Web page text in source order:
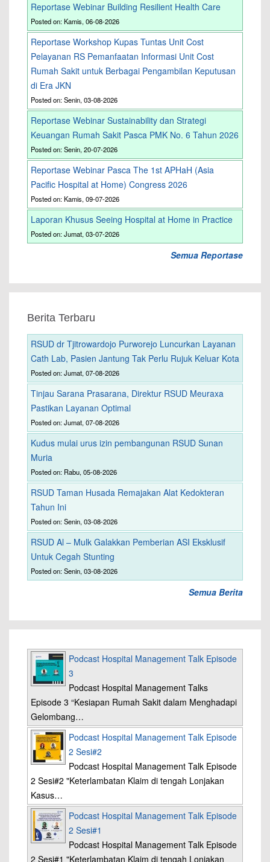
Reportase Webinar Building Resilient Health Care
Posted on: Kamis, 06-08-2026
Reportase Workshop Kupas Tuntas Unit Cost
Pelayanan RS Pemanfaatan Informasi Unit Cost
Rumah Sakit untuk Berbagai Pengambilan Keputusan
di Era JKN
Posted on: Senin, 03-08-2026
Reportase Webinar Sustainability dan Strategi
Keuangan Rumah Sakit Pasca PMK No. 6 Tahun 2026
Posted on: Senin, 20-07-2026
Reportase Webinar Pasca The 1st APHaH (Asia
Pacific Hospital at Home) Congress 2026
Posted on: Kamis, 09-07-2026
Laporan Khusus Seeing Hospital at Home in Practice
Posted on: Jumat, 03-07-2026
Semua Reportase
Berita Terbaru
RSUD dr Tjitrowardojo Purworejo Luncurkan Layanan
Cath Lab, Pasien Jantung Tak Perlu Rujuk Keluar Kota
Posted on: Jumat, 07-08-2026
Tinjau Sarana Prasarana, Direktur RSUD Meuraxa
Pastikan Layanan Optimal
Posted on: Jumat, 07-08-2026
Kudus mulai urus izin pembangunan RSUD Sunan
Muria
Posted on: Rabu, 05-08-2026
RSUD Taman Husada Remajakan Alat Kedokteran
Tahun Ini
Posted on: Senin, 03-08-2026
RSUD Al – Mulk Galakkan Pemberian ASI Eksklusif
Untuk Cegah Stunting
Posted on: Senin, 03-08-2026
Semua Berita
Podcast Hospital Management Talk Episode
3
Podcast Hospital Management Talks
Episode 3 “Kesiapan Rumah Sakit dalam Menghadapi
Gelombang…
Podcast Hospital Management Talk Episode
2 Sesi#2
Podcast Hospital Management Talk Episode
2 Sesi#2 "Keterlambatan Klaim di tengah Lonjakan
Kasus…
Podcast Hospital Management Talk Episode
2 Sesi#1
Podcast Hospital Management Talk Episode
2 Sesi#1 "Keterlambatan Klaim di tengah Lonjakan